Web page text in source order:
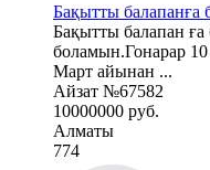
Бақытты балапанға
Бақытты балапан ға
боламын.Гонарар
Март айынан ...
Айзат №67582
10000000 руб.
Алматы
774